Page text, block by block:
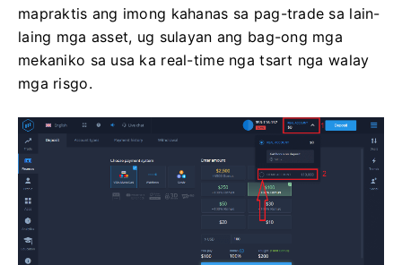
mapraktis ang imong kahanas sa pag-trade sa lain-
laing mga asset, ug sulayan ang bag-ong mga
mekaniko sa usa ka real-time nga tsart nga walay
mga risgo.